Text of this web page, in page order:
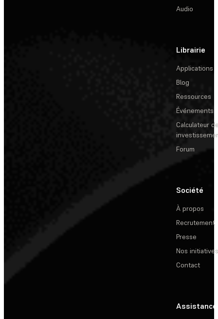
Audio
Librairie
Applications
Blog
Ressources
Événements
Calculateur
Forum
Société
À propos
Recrutement
Presse
Nos initiatives
Contact
Assistance